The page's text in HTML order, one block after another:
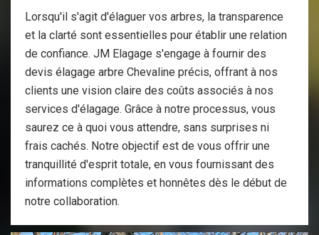
Lorsqu'il s'agit d'élaguer vos arbres, la transparence
et la clarté sont essentielles pour établir une relation
de confiance. JM Elagage s'engage à fournir des
devis élagage arbre Chevaline précis, offrant à nos
clients une vision claire des coûts associés à nos
services d'élagage. Grâce à notre processus, vous
saurez ce à quoi vous attendre, sans surprises ni
frais cachés. Notre objectif est de vous offrir une
tranquillité d'esprit totale, en vous fournissant des
informations complètes et honnêtes dès le début de
notre collaboration.